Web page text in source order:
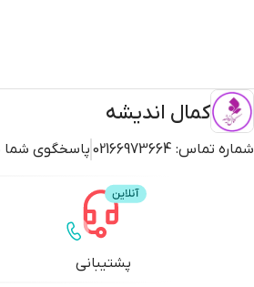
کمال اندیشه
شماره تماس: 02166973664 پاسخگوی
پشتیبانی